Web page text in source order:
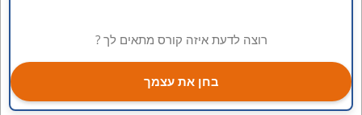
רוצה לדעת איזה קורס מתאים לך ?
בחן את עצמך